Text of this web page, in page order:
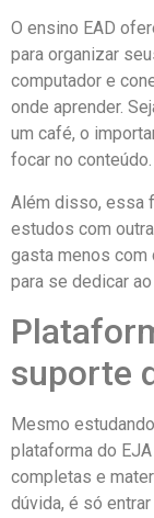
O ensino EAD
para organizar
computador e
onde aprender.
um café, o
focar no conteúdo.
Além disso, essa
estudos com
gasta menos
para se dedicar
suporte
Mesmo
plataforma do
completas e
dúvida, é só